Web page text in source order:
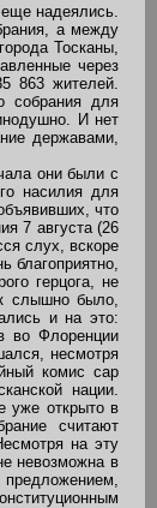
надеялись.
а между
Тосканы,
через
863 жителей.
собрания для
И нет
державами,
они были с
насилия для
что
7 августа (26
слух, вскоре
благоприятно,
герцога, не
слышно было,
и на это:
во Флоренции
несмотря
комис cap
нации.
уже открыто в
считают
на эту
невозможна в